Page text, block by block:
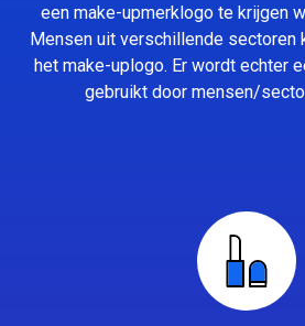
een make-upmerklogo te krijgen
Mensen uit verschillende sectoren
het make-uplogo. Er wordt echter
gebruikt door mensen/